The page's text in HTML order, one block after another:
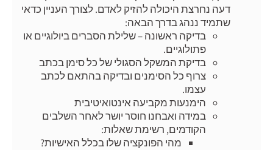
דעה נחרצת היכולה להזיק לאדם. לצורך העניין כדאי
שתמיד ננהג בדרך הבאה:
בדיקה ראשונה – שלילת הסברים ביולוגיים או
פתולוגיים.
בדיקת המשקל הסגולי של כל סימן בכתב
צרוף כל הסימנים ובדיקה בהתאם לכתב
עצמו.
הימנעות מקביעה אינטואיטיבית
במידה ואבחנו חוסר יושר לאחר השלבים
הקודמים, רשימת שאלות:
מהי הפונקציה שלו בכלל האישיות?